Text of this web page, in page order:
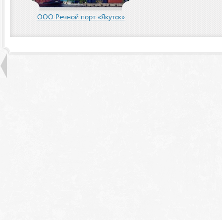
ООО Речной порт «Якутск»